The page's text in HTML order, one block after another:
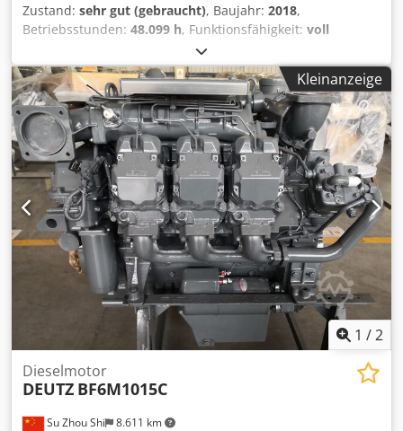
Zustand: sehr gut (gebraucht), Baujahr: 2018,
Betriebsstunden: 48.099 h, Funktionsfähigkeit: voll
, Schraubenkompressor 55 kW Atlas Copco
GA55FF Integ. Trockner, 12.75 bar mit 7.71 m3/min
Dsdpfxjvf Ddxe Actjck Baujahr 2018 mit nur 48.000
Betriebsstunden
Kleinanzeige
1 /2
Su Zhou Shi 8.611 km
Dieselmotor
DEUTZ BF6M1015C